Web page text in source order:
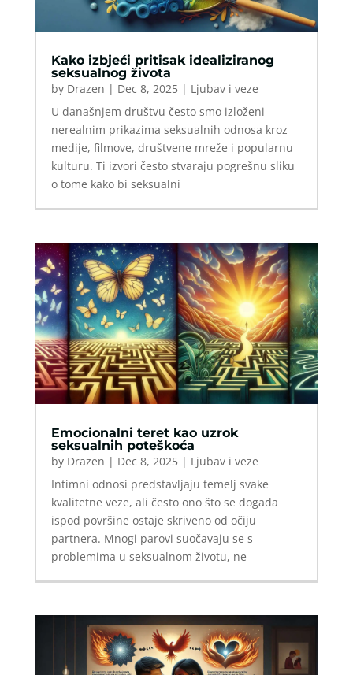
Kako izbjeći pritisak idealiziranog
seksualnog života
by Drazen | Dec 8, 2025| Ljubav i veze
U današnjem društvu često smo izloženi
nerealnim prikazima seksualnih odnosa kroz
medije, filmove, društvene mreže i popularnu
kulturu. Ti izvori često stvaraju pogrešnu sliku
o tome kako bi seksualni
Emocionalni teret kao uzrok
seksualnih poteškoća
by Drazen | Dec 8, 2025| Ljubav i veze
Intimni odnosi predstavljaju temelj svake
kvalitetne veze, ali često ono što se događa
ispod površine ostaje skriveno od očiju
partnera. Mnogi parovi suočavaju se s
problemima u seksualnom životu, ne